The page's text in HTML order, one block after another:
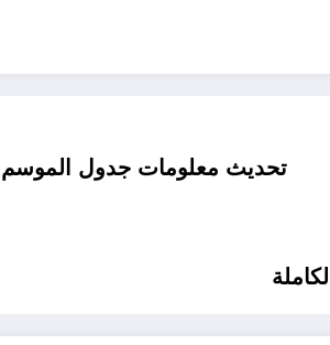
تحديث معلومات جدول الموسم